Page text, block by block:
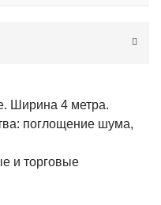
Ширина 4 метра.
поглощение шума,
и торговые